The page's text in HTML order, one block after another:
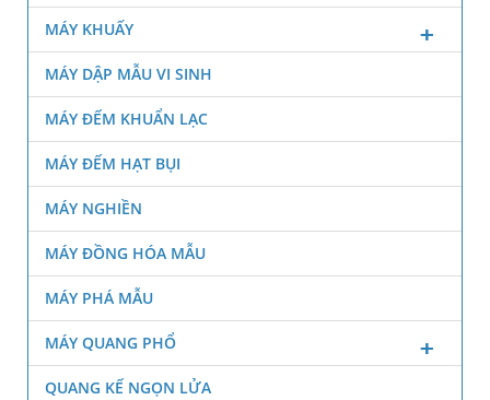
MÁY KHUẤY
MÁY DẬP MẪU VI SINH
MÁY ĐẾM KHUẨN LẠC
MÁY ĐẾM HẠT BỤI
MÁY NGHIỀN
MÁY ĐỒNG HÓA MẪU
MÁY PHÁ MẪU
MÁY QUANG PHỔ
QUANG KẾ NGỌN LỬA